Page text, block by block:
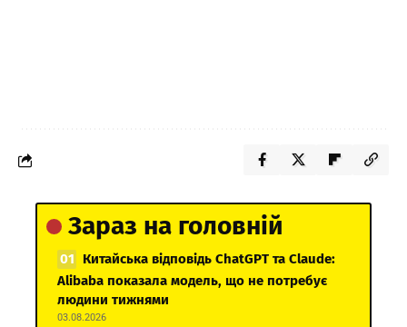
Зараз на головній
Китайська відповідь ChatGPT та Claude:
Alibaba показала модель, що не потребує
людини тижнями
03.08.2026